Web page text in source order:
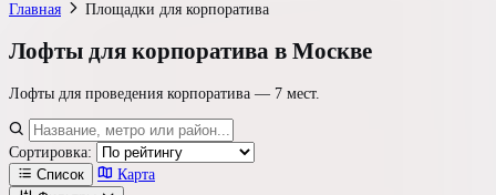
Главная
Площадки для корпоратива
Лофты для корпоратива в Москве
Лофты для проведения корпоратива — 7 мест.
Сортировка:
Список
Карта